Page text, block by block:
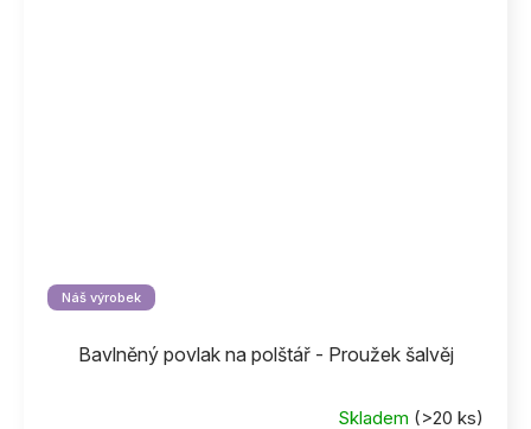
Náš výrobek
Bavlněný povlak na polštář - Proužek šalvěj
Skladem (>20 ks)